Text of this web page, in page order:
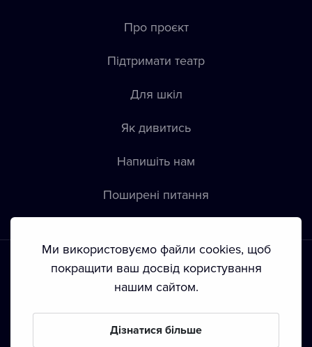
Про проєкт
Підтримати театр
Для шкіл
Як дивитись
Напишіть нам
Пoширені питання
Положення й умови • Конфіденційність • Автoрські права
Ми використовуємо файли cookies, щоб
покращити ваш досвід користування
нашим сайтом.
Дізнатися більше